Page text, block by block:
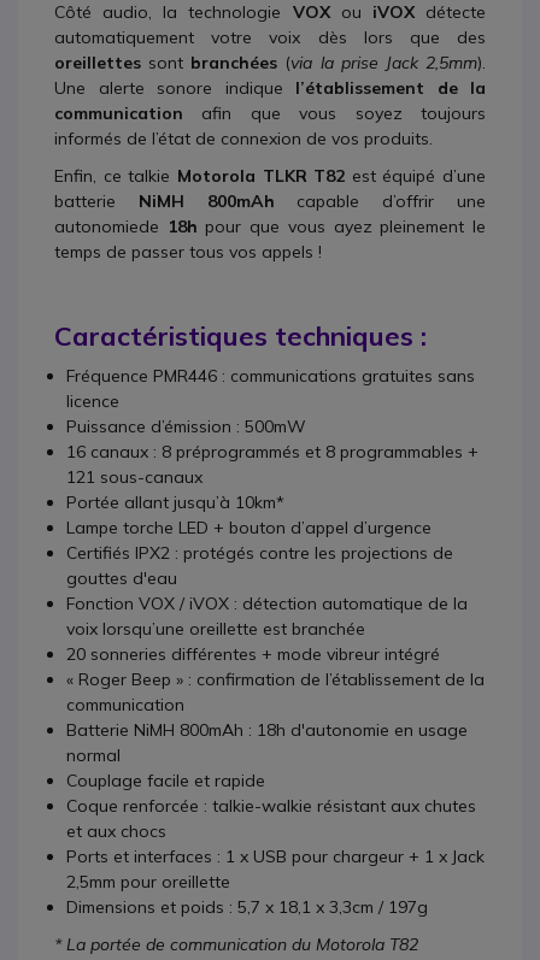
Côté audio, la technologie VOXou iVOXdétecte
automatiquement votre voix dès lors que des
oreillettes sont branchées (via la prise Jack 2,5mm).
Une alerte sonore indique l’établissement de la
communication afin que vous soyez toujours
informés de l’état de connexion de vos produits.
Enfin, ce talkie Motorola TLKR T82 est équipé d’une
batterie NiMH 800mAh capable d’offrir une
autonomiede 18h pour que vous ayez pleinement le
temps de passer tous vos appels !
Caractéristiques techniques :
Fréquence PMR446 : communications gratuites sans
licence
Puissance d’émission : 500mW
16 canaux : 8 préprogrammés et 8 programmables +
121 sous-canaux
Portée allant jusqu’à 10km*
Lampe torche LED + bouton d’appel d’urgence
Certifiés IPX2 : protégés contre les projections de
gouttes d'eau
Fonction VOX / iVOX : détection automatique de la
voix lorsqu’une oreillette est branchée
20 sonneries différentes + mode vibreur intégré
« Roger Beep » : confirmation de l’établissement de la
communication
Batterie NiMH 800mAh : 18h d'autonomie en usage
normal
Couplage facile et rapide
Coque renforcée : talkie-walkie résistant aux chutes
et aux chocs
Ports et interfaces : 1 x USB pour chargeur + 1 x Jack
2,5mm pour oreillette
Dimensions et poids : 5,7 x 18,1 x 3,3cm / 197g
* La portée de communication du Motorola T82